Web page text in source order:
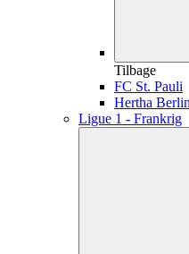
Tilbage
FC St. Pauli
Hertha Berlin
Ligue 1 - Frankrig